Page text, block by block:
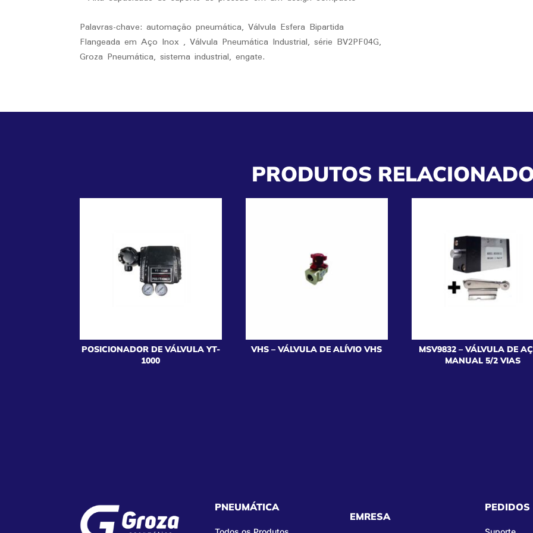
Palavras-chave: automação pneumática, Válvula Esfera Bipartida
Flangeada em Aço Inox , Válvula Pneumática Industrial, série BV2PF04G,
Groza Pneumática, sistema industrial, engate.
PRODUTOS
POSICIONADOR DE VÁLVULA YT-
1000
VHS – VÁLVULA DE ALÍVIO VHS
MSV9832 – VÁLVULA DE
MANUAL 5/2 VIAS
PNEUMÁTICA
EMRESA
PEDIDOS